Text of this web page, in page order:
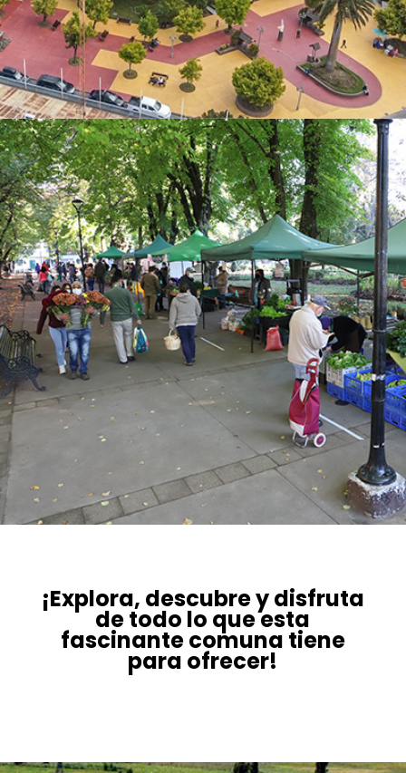
¡Explora, descubre y disfruta
de todo lo que esta
fascinante comuna tiene
para ofrecer!